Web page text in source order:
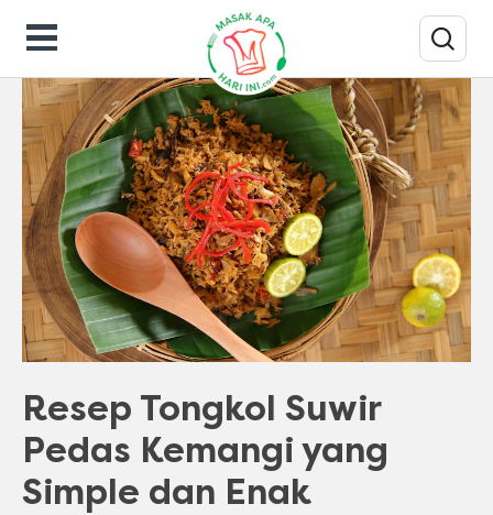
Resep Masakan
Resep Tongkol Suwir
Pedas Kemangi yang
Simple dan Enak